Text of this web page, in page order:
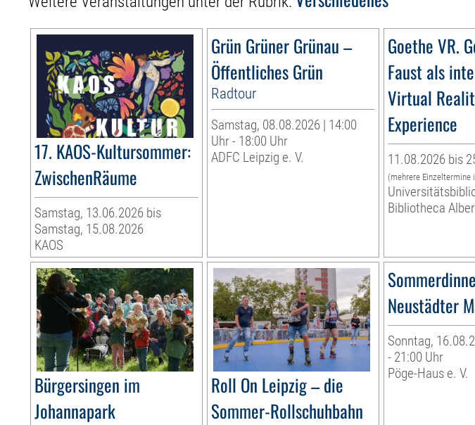
17. KAOS-Kultursommer:
ZwischenRäume
Samstag, 13.06.2026 bis
Samstag, 15.08.2026
KAOS
Grün Grüner Grünau –
Öffentliches Grün
Radtour
Samstag, 08.08.2026 | 14:00
Uhr - 18:00 Uhr
ADFC Leipzig e. V.
Goethe VR.
Faust als
Virtual
Experience
11.08.2026 bis
(mehrere Einzeltermine
Bibliotheca
Bürgersingen im
Johannapark
Roll On Leipzig – die
Sommer-Rollschuhbahn
Neustädter
Sonntag,
- 21:00 Uhr
Pöge-Haus e. V.